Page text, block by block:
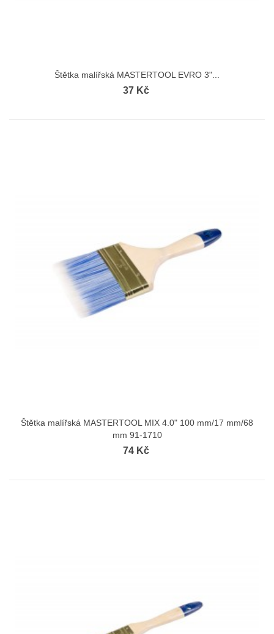
Štětka malířská MASTERTOOL EVRO 3"...
37 Kč
Štětka malířská MASTERTOOL MIX 4.0" 100 mm/17 mm/68
mm 91-1710
74 Kč